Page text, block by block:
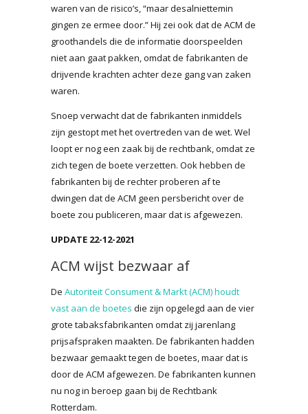
waren van de risico’s, “maar desalniettemin
gingen ze ermee door.” Hij zei ook dat de ACM de
groothandels die de informatie doorspeelden
niet aan gaat pakken, omdat de fabrikanten de
drijvende krachten achter deze gang van zaken
waren.
Snoep verwacht dat de fabrikanten inmiddels
zijn gestopt met het overtreden van de wet. Wel
loopt er nog een zaak bij de rechtbank, omdat ze
zich tegen de boete verzetten. Ook hebben de
fabrikanten bij de rechter proberen af te
dwingen dat de ACM geen persbericht over de
boete zou publiceren, maar dat is afgewezen.
UPDATE 22-12-2021
ACM wijst bezwaar af
De Autoriteit Consument & Markt (ACM) houdt
vast aan de boetes die zijn opgelegd aan de vier
grote tabaksfabrikanten omdat zij jarenlang
prijsafspraken maakten. De fabrikanten hadden
bezwaar gemaakt tegen de boetes, maar dat is
door de ACM afgewezen. De fabrikanten kunnen
nu nog in beroep gaan bij de Rechtbank
Rotterdam.